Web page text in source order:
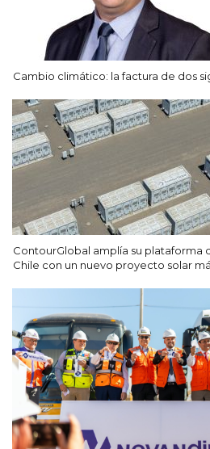
Cambio climático: la factura de dos
ContourGlobal amplía su plataforma
Chile con un nuevo proyecto solar